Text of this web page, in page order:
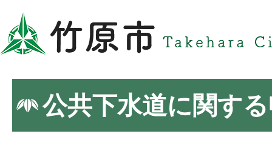
公共下水道に関す